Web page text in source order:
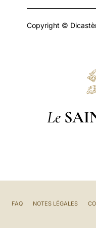
Copyright ©
Le
FAQ NOTES LÉGALES